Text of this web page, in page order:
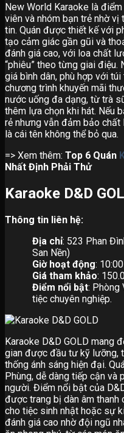
New World Karaoke là
viên và nhóm bạn trẻ nhờ
tin. Quán được thiết kế với
tạo cảm giác gần gũi và
đánh giá cao, với loa chất
“phiêu” theo từng giai
giá bình dân, phù hợp với
chương trình khuyến mãi
nước uống đa dạng, từ trà
thêm lựa chọn khi hát. Nếu
rẻ nhưng vẫn đảm bảo
là cái tên không thể bỏ qua.
=> Xem thêm: Top 6 Quán
Nhất Định Phải Thử
Karaoke D&D
Thông tin liên hệ:
Địa chỉ: 523 Phan
San Nền)
Giờ hoạt động:
Giá tham khảo:
Điểm nổi bật: Phòng
tiệc chuyên nghiệp.
Karaoke D&D GOLD mang
gian được đầu tư kỹ lưỡng,
thống ánh sáng hiện đại.
Phùng, dễ dàng tiếp cận và
người. Điểm nổi bật của
được trang bị dàn âm thanh
cho tiệc sinh nhật hoặc sự
đánh giá cao nhờ đội ngũ